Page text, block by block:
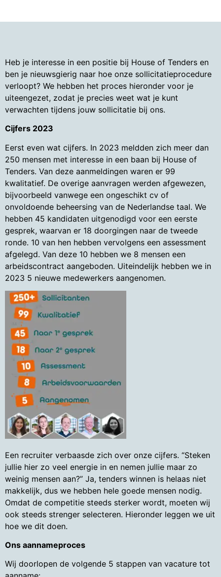
Heb je interesse in een positie bij House of Tenders en
ben je nieuwsgierig naar hoe onze sollicitatieprocedure
verloopt? We hebben het proces hieronder voor je
uiteengezet, zodat je precies weet wat je kunt
verwachten tijdens jouw sollicitatie bij ons.
Cijfers 2023
Eerst even wat cijfers. In 2023 meldden zich meer dan
250 mensen met interesse in een baan bij House of
Tenders. Van deze aanmeldingen waren er 99
kwalitatief. De overige aanvragen werden afgewezen,
bijvoorbeeld vanwege een ongeschikt cv of
onvoldoende beheersing van de Nederlandse taal. We
hebben 45 kandidaten uitgenodigd voor een eerste
gesprek, waarvan er 18 doorgingen naar de tweede
ronde. 10 van hen hebben vervolgens een assessment
afgelegd. Van deze 10 hebben we 8 mensen een
arbeidscontract aangeboden. Uiteindelijk hebben we in
2023 5 nieuwe medewerkers aangenomen.
Een recruiter verbaasde zich over onze cijfers. “Steken
jullie hier zo veel energie in en nemen jullie maar zo
weinig mensen aan?” Ja, tenders winnen is helaas niet
makkelijk, dus we hebben hele goede mensen nodig.
Omdat de competitie steeds sterker wordt, moeten wij
ook steeds strenger selecteren. Hieronder leggen we uit
hoe we dit doen.
Ons aannameproces
Wij doorlopen de volgende 5 stappen van vacature tot